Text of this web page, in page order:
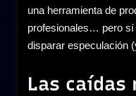
una herramienta de
profesionales… pero sí
disparar especulación
Las caídas